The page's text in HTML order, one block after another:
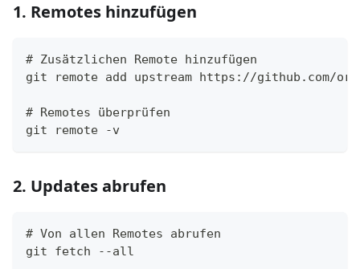
1. Remotes hinzufügen
# Zusätzlichen Remote hinzufügen
git remote add upstream https://github.com/
# Remotes überprüfen
git remote -v
2. Updates abrufen
# Von allen Remotes abrufen
git fetch --all